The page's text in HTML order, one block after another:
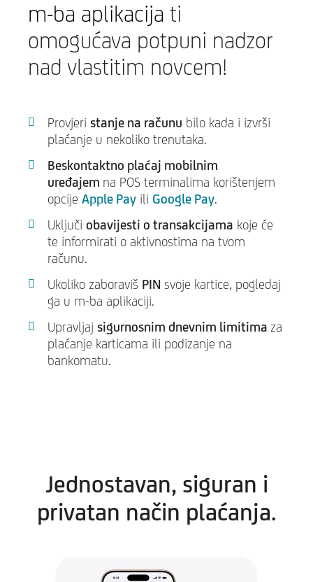
m-ba aplikacija ti
omogućava potpuni nadzor
nad vlastitim novcem!
Provjeri stanje na računu bilo kada i izvrši
plaćanje u nekoliko trenutaka.
Beskontaktno plaćaj mobilnim
uređajem na POS terminalima korištenjem
opcije Apple Pay ili Google Pay.
Uključi obavijesti o transakcijama koje će
te informirati o aktivnostima na tvom
računu.
Ukoliko zaboraviš PIN svoje kartice, pogledaj
ga u m-ba aplikaciji.
Upravljaj sigurnosnim dnevnim limitima za
plaćanje karticama ili podizanje na
bankomatu.
Jednostavan, siguran i
privatan način plaćanja.